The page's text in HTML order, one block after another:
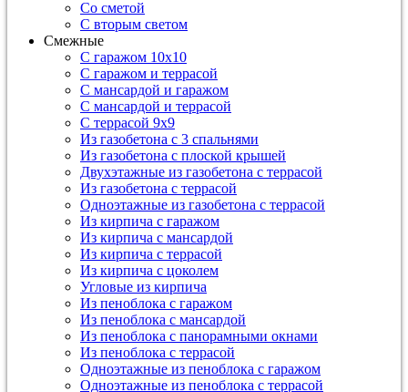
Со сметой
С вторым светом
Смежные
С гаражом 10х10
С гаражом и террасой
С мансардой и гаражом
С мансардой и террасой
С террасой 9х9
Из газобетона с 3 спальнями
Из газобетона с плоской крышей
Двухэтажные из газобетона с террасой
Из газобетона с террасой
Одноэтажные из газобетона с террасой
Из кирпича с гаражом
Из кирпича с мансардой
Из кирпича с террасой
Из кирпича с цоколем
Угловые из кирпича
Из пеноблока с гаражом
Из пеноблока с мансардой
Из пеноблока с панорамными окнами
Из пеноблока с террасой
Одноэтажные из пеноблока с гаражом
Одноэтажные из пеноблока с террасой